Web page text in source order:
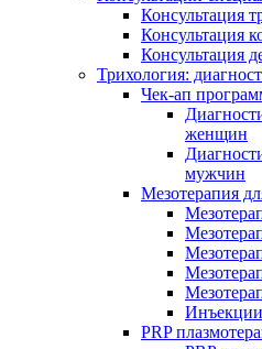
Консультация
Консультация
Консультация
Трихология:
Чек-ап
женщин
мужчин
Мезотерапия
PRP